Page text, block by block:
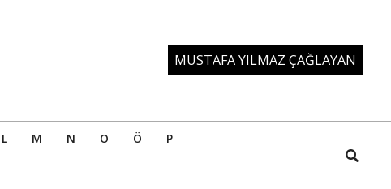
MUSTAFA YILMAZ ÇAĞLAYAN
L M N O Ö P
Search